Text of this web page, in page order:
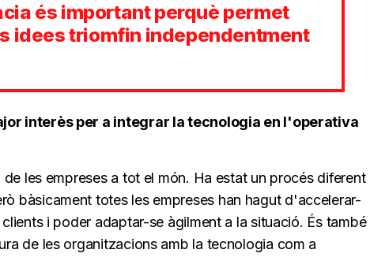
és important perquè permet
idees triomfin independentment
interès per a integrar la tecnologia en l'operativa
les empreses a tot el món. Ha estat un procés diferent
bàsicament totes les empreses han hagut d'accelerar-
i poder adaptar-se àgilment a la situació. És també
de les organitzacions amb la tecnologia com a